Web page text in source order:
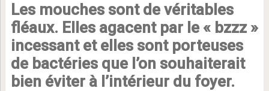
Les mouches sont de véritables
fléaux. Elles agacent par le « bzzz »
incessant et elles sont porteuses
de bactéries que l’on souhaiterait
bien éviter à l’intérieur du foyer.